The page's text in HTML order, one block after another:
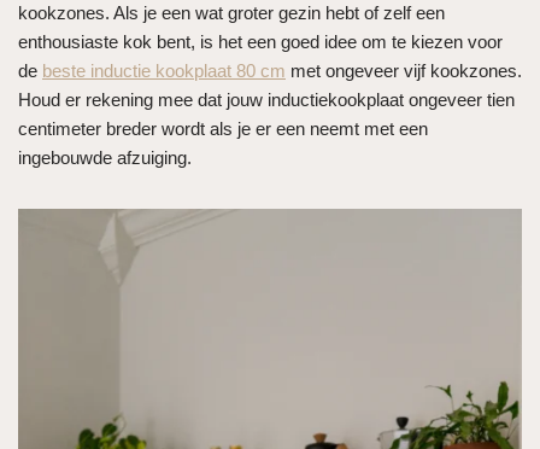
kookzones. Als je een wat groter gezin hebt of zelf een
enthousiaste kok bent, is het een goed idee om te kiezen voor
de beste inductie kookplaat 80 cm met ongeveer vijf kookzones.
Houd er rekening mee dat jouw inductiekookplaat ongeveer tien
centimeter breder wordt als je er een neemt met een
ingebouwde afzuiging.